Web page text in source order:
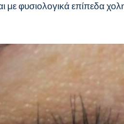
με φυσιολογικά επίπεδα